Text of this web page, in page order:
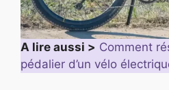
A lire aussi > Comment
pédalier d’un vélo